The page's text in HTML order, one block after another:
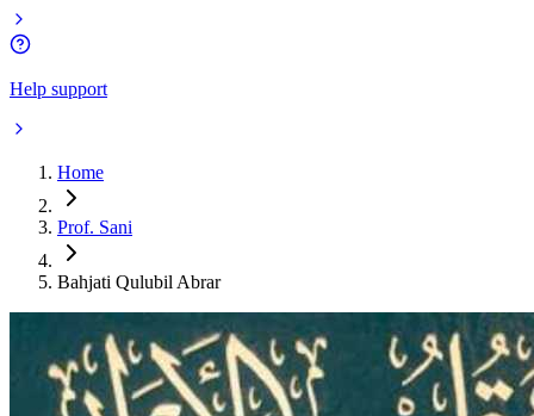
Help support
Home
Prof. Sani
Bahjati Qulubil Abrar